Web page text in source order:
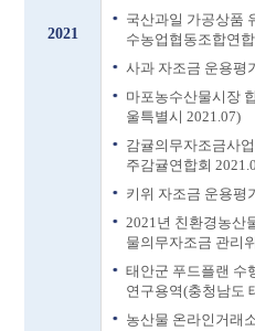
2021
국산과일 가공상품
수농업협동조합연
사과 자조금 운용평
마포농수산물시장
울특별시 2021.07)
감귤의무자조금사
주감귤연합회
키위 자조금 운용평
2021년 친환경농산
물의무자조금 관리
태안군 푸드플랜 수
연구용역(충청남도
농산물 온라인거래